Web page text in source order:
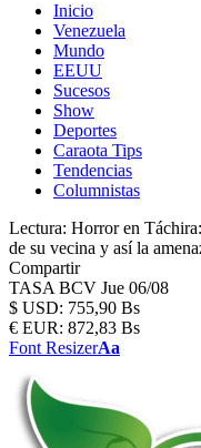
Inicio
Venezuela
Mundo
EEUU
Sucesos
Show
Deportes
Caraota Tips
Tendencias
Columnistas
Lectura: Horror en
de su vecina y así la
Compartir
TASA BCV Jue 06/08
$ USD: 755,90 Bs
€ EUR: 872,83 Bs
Font ResizerAa